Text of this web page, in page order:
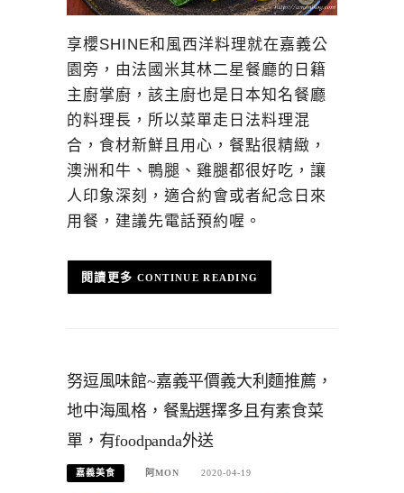
享櫻SHINE和風西洋料理就在嘉義公
園旁，由法國米其林二星餐廳的日籍
主廚掌廚，該主廚也是日本知名餐廳
的料理長，所以菜單走日法料理混
合，食材新鮮且用心，餐點很精緻，
澳洲和牛、鴨腿、雞腿都很好吃，讓
人印象深刻，適合約會或者紀念日來
用餐，建議先電話預約喔。
CONTINUE READING
努逗風味館~嘉義平價義大利麵推薦，
地中海風格，餐點選擇多且有素食菜
單，有foodpanda外送
嘉義美食 阿MON 2020-04-19